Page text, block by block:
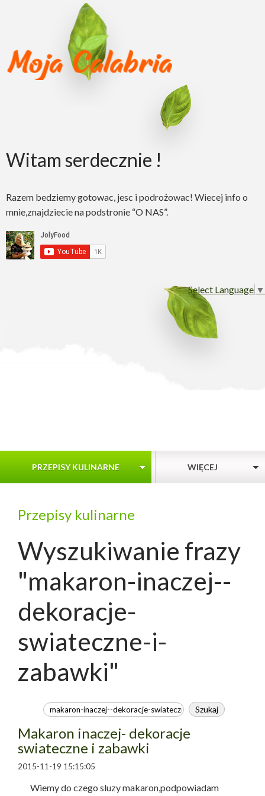
Witam serdecznie !
Razem bedziemy gotowac, jesc i podrożowac! Wiecej info o
mnie,znajdziecie na podstronie “O NAS”.
Select Language ▼
PRZEPISY KULINARNE WIĘCEJ
Przepisy kulinarne
Wyszukiwanie frazy
"makaron-inaczej--
dekoracje-
swiateczne-i-
zabawki"
Makaron inaczej- dekoracje
swiateczne i zabawki
2015-11-19 15:15:05
Wiemy do czego sluzy makaron,podpowiadam